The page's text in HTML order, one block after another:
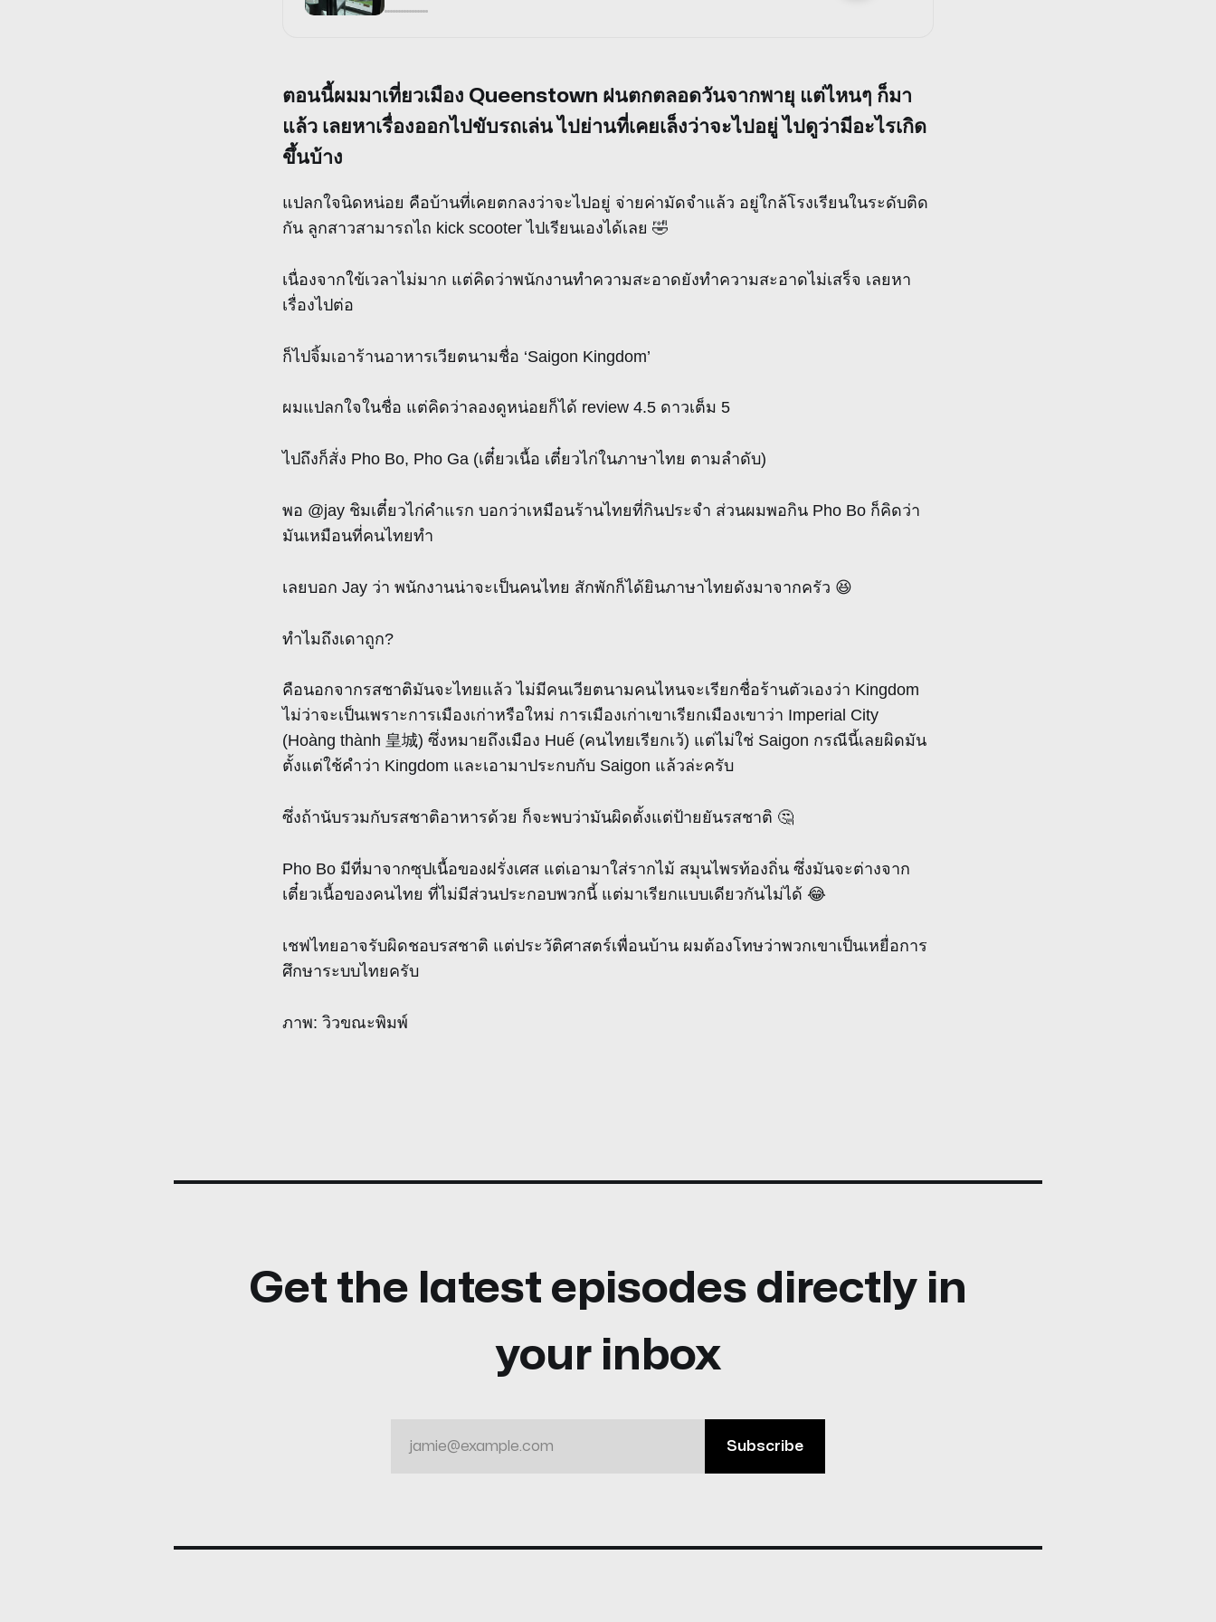
ตอนนี้ผมมาเที่ยวเมือง Queenstown ฝนตกตลอดวันจากพายุ แต่ไหนๆ ก็มา
แล้ว เลยหาเรื่องออกไปขับรถเล่น ไปย่านที่เคยเล็งว่าจะไปอยู่ ไปดูว่ามีอะไรเกิด
ขึ้นบ้าง
แปลกใจนิดหน่อย คือบ้านที่เคยตกลงว่าจะไปอยู่ จ่ายค่ามัดจำแล้ว อยู่ใกล้โรงเรียนในระดับติด
กัน ลูกสาวสามารถไถ kick scooter ไปเรียนเองได้เลย 🤣
เนื่องจากใข้เวลาไม่มาก แต่คิดว่าพนักงานทำความสะอาดยังทำความสะอาดไม่เสร็จ เลยหา
เรื่องไปต่อ
ก็ไปจิ้มเอาร้านอาหารเวียตนามชื่อ ‘Saigon Kingdom’
ผมแปลกใจในชื่อ แต่คิดว่าลองดูหน่อยก็ได้ review 4.5 ดาวเต็ม 5
ไปถึงก็สั่ง Pho Bo, Pho Ga (เตี๋ยวเนื้อ เตี๋ยวไก่ในภาษาไทย ตามลำดับ)
พอ @jay ชิมเตี๋ยวไก่คำแรก บอกว่าเหมือนร้านไทยที่กินประจำ ส่วนผมพอกิน Pho Bo ก็คิดว่า
มันเหมือนที่คนไทยทำ
เลยบอก Jay ว่า พนักงานน่าจะเป็นคนไทย สักพักก็ได้ยินภาษาไทยดังมาจากครัว 😆
ทำไมถึงเดาถูก?
คือนอกจากรสชาติมันจะไทยแล้ว ไม่มีคนเวียตนามคนไหนจะเรียกชื่อร้านตัวเองว่า Kingdom
ไม่ว่าจะเป็นเพราะการเมืองเก่าหรือใหม่ การเมืองเก่าเขาเรียกเมืองเขาว่า Imperial City
(Hoàng thành 皇城) ซึ่งหมายถึงเมือง Huế (คนไทยเรียกเว้) แต่ไม่ใช่ Saigon กรณีนี้เลยผิดมัน
ตั้งแต่ใช้คำว่า Kingdom และเอามาประกบกับ Saigon แล้วล่ะครับ
ซึ่งถ้านับรวมกับรสชาติอาหารด้วย ก็จะพบว่ามันผิดตั้งแต่ป้ายยันรสชาติ 🤔
Pho Bo มีที่มาจากซุปเนื้อของฝรั่งเศส แต่เอามาใส่รากไม้ สมุนไพรท้องถิ่น ซึ่งมันจะต่างจาก
เตี๋ยวเนื้อของคนไทย ที่ไม่มีส่วนประกอบพวกนี้ แต่มาเรียกแบบเดียวกันไม่ได้ 😂
เชฟไทยอาจรับผิดชอบรสชาติ แต่ประวัติศาสตร์เพื่อนบ้าน ผมต้องโทษว่าพวกเขาเป็นเหยื่อการ
ศึกษาระบบไทยครับ
ภาพ: วิวขณะพิมพ์
Get the latest episodes directly in
your inbox
jamie@example.com Subscribe